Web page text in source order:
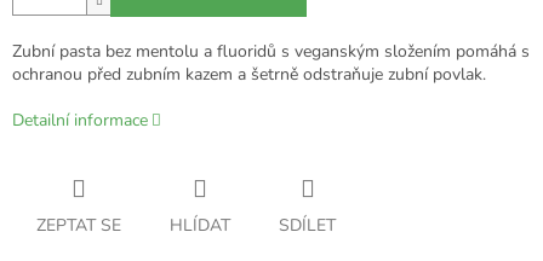
Zubní pasta bez mentolu a fluoridů s veganským složením pomáhá s
ochranou před zubním kazem a šetrně odstraňuje zubní povlak.
Detailní informace
ZEPTAT SE HLÍDAT SDÍLET